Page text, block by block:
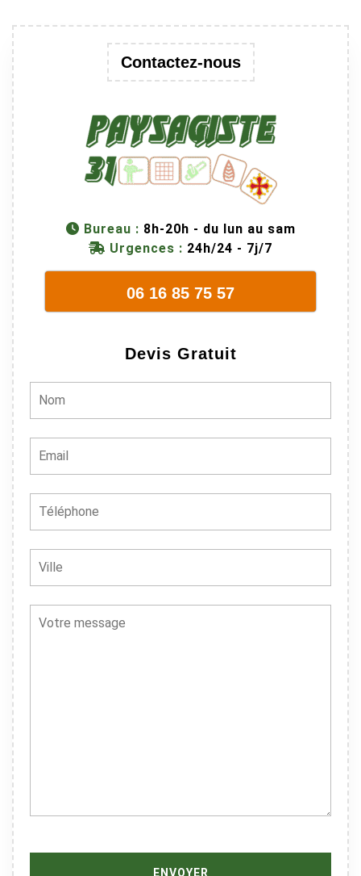
Contactez-nous
Bureau : 8h-20h - du lun au sam
Urgences : 24h/24 - 7j/7
06 16 85 75 57
Devis Gratuit